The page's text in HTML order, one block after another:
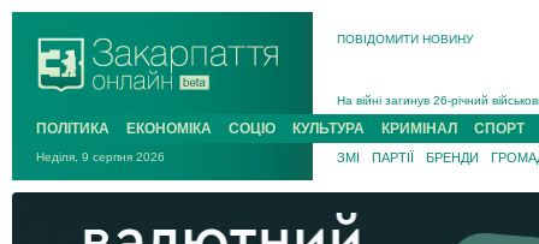
ПОВІДОМИТИ НОВИНУ
Підтвердили загибель
На війні загинув 26-річний
ПОЛІТИКА ЕКОНОМІКА СОЦІО КУЛЬТУРА КРИМІНАЛ СПОРТ
Неділя, 9 серпня 2026 ЗМІ ПАРТІЇ БРЕНДИ